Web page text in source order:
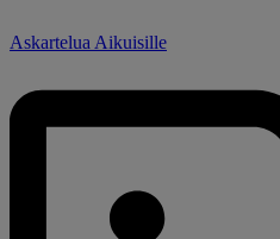
Askartelua Aikuisille